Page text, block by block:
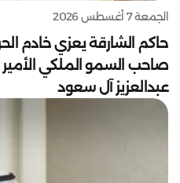
الجمعة 7 أغسطس 2026
حاكم الشارقة يعزي خادم
صاحب السمو الملكي
عبدالعزيز آل سعود